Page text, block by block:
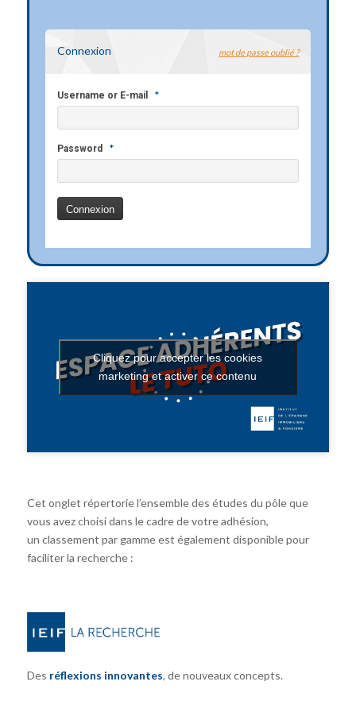
Connexion mot de passe oublié ?
Username or E-mail *
Password *
Cliquez pour accepter les cookies
marketing et activer ce contenu
Cet onglet répertorie l’ensemble des études du pôle que
vous avez choisi dans le cadre de votre adhésion,
un classement par gamme est également disponible pour
faciliter la recherche :
Des réflexions innovantes, de nouveaux concepts.